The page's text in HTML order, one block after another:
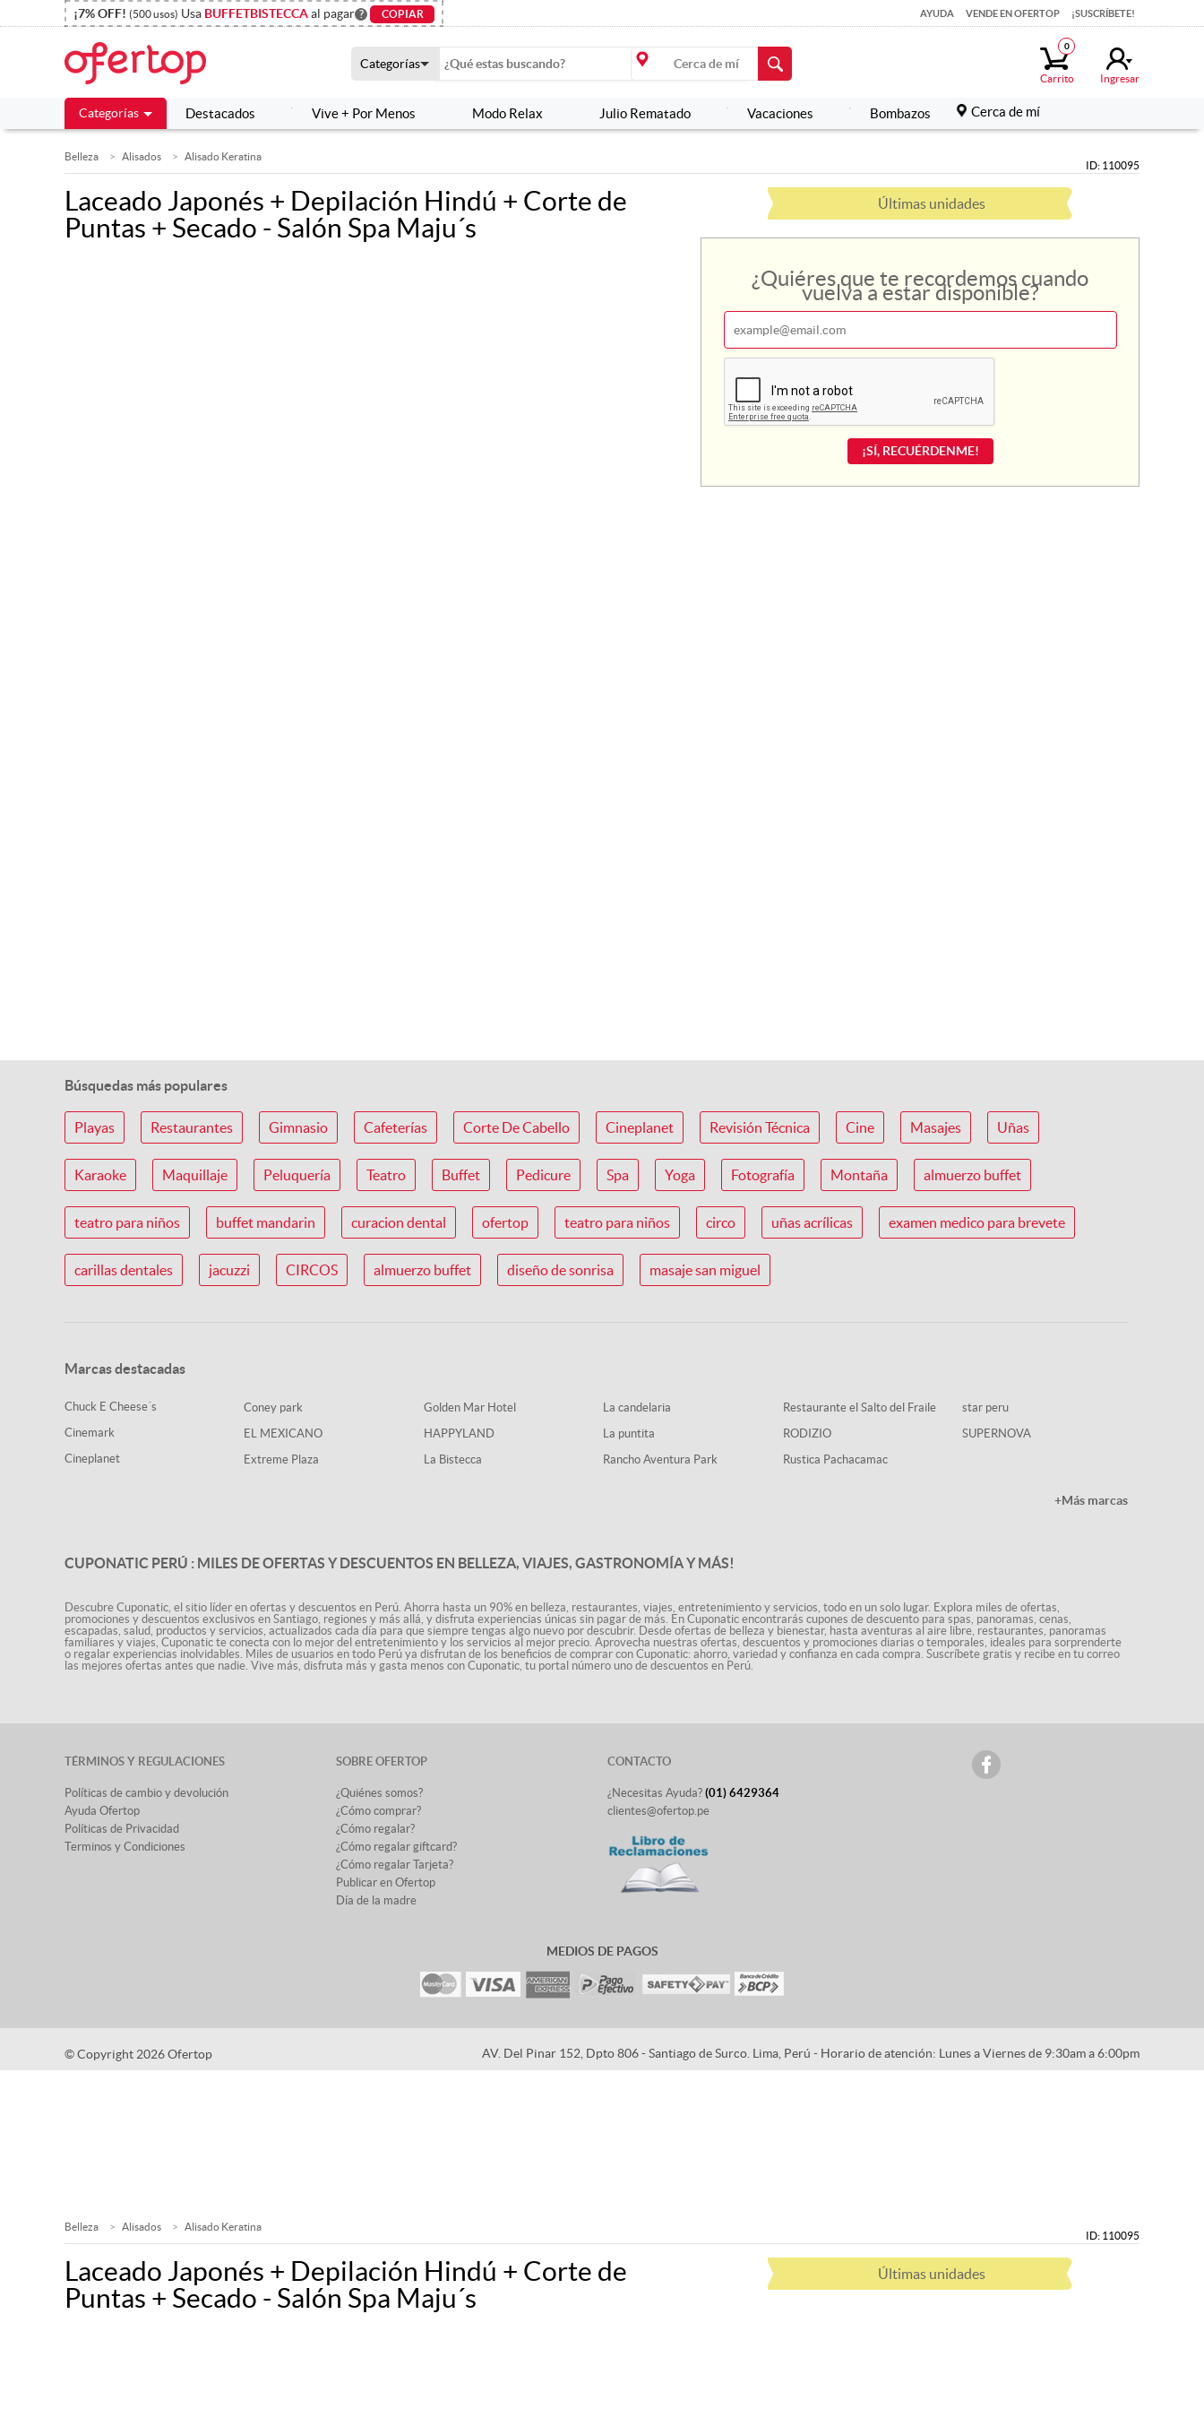
¡7% OFF! (500 usos) Usa BUFFETBISTECCAal pagar ? COPIAR AYUDA VENDE EN OFERTOP ¡SUSCRÍBETE!
Categorías
Ingresar
Categorías
0
Carrito
Destacados Vive + Por Menos Modo Relax Julio Rematado Vacaciones Bombazos Cerca de mí
Belleza Alisados Alisado Keratina
ID: 110095
Laceado Japonés + Depilación Hindú + Corte de
Puntas + Secado - Salón Spa Maju´s
Últimas unidades
¿Quiéres que te recordemos cuando
vuelva a estar disponible?
¡SÍ, RECUÉRDENME!
Búsquedas más populares
Playas Restaurantes Gimnasio Cafeterías Corte De Cabello Cineplanet Revisión Técnica Cine Masajes Uñas
Karaoke Maquillaje Peluquería Teatro Buffet Pedicure Spa Yoga Fotografía Montaña almuerzo buffet
teatro para niños buffet mandarin curacion dental ofertop teatro para niños circo uñas acrílicas examen medico para brevete
carillas dentales jacuzzi CIRCOS almuerzo buffet diseño de sonrisa masaje san miguel
Marcas destacadas
Chuck E Cheese´s
Cinemark
Cineplanet
Coney park
EL MEXICANO
Extreme Plaza
Golden Mar Hotel
HAPPYLAND
La Bistecca
La candelaria
La puntita
Rancho Aventura Park
Restaurante el Salto del Fraile
RODIZIO
Rustica Pachacamac
star peru
SUPERNOVA
+Más marcas
CUPONATIC PERÚ : MILES DE OFERTAS Y DESCUENTOS EN BELLEZA, VIAJES, GASTRONOMÍA Y MÁS!
Descubre Cuponatic, el sitio líder en ofertas y descuentos en Perú. Ahorra hasta un 90% en belleza, restaurantes, viajes, entretenimiento y servicios, todo en un solo lugar. Explora miles de ofertas,
promociones y descuentos exclusivos en Santiago, regiones y más allá, y disfruta experiencias únicas sin pagar de más. En Cuponatic encontrarás cupones de descuento para spas, panoramas, cenas,
escapadas, salud, productos y servicios, actualizados cada día para que siempre tengas algo nuevo por descubrir. Desde ofertas de belleza y bienestar, hasta aventuras al aire libre, restaurantes, panoramas
familiares y viajes, Cuponatic te conecta con lo mejor del entretenimiento y los servicios al mejor precio. Aprovecha nuestras ofertas, descuentos y promociones diarias o temporales, ideales para sorprenderte
o regalar experiencias inolvidables. Miles de usuarios en todo Perú ya disfrutan de los beneficios de comprar con Cuponatic: ahorro, variedad y confianza en cada compra. Suscríbete gratis y recibe en tu correo
las mejores ofertas antes que nadie. Vive más, disfruta más y gasta menos con Cuponatic, tu portal número uno de descuentos en Perú.
TÉRMINOS Y REGULACIONES
Políticas de cambio y devolución
Ayuda Ofertop
Políticas de Privacidad
Terminos y Condiciones
SOBRE OFERTOP
¿Quiénes somos?
¿Cómo comprar?
¿Cómo regalar?
¿Cómo regalar giftcard?
¿Cómo regalar Tarjeta?
Publicar en Ofertop
Día de la madre
CONTACTO
¿Necesitas Ayuda? (01) 6429364
clientes@ofertop.pe
MEDIOS DE PAGOS
© Copyright 2026 Ofertop AV. Del Pinar 152, Dpto 806 - Santiago de Surco. Lima, Perú - Horario de atención: Lunes a Viernes de 9:30am a 6:00pm
¡7% OFF! (500 usos) Usa BUFFETBISTECCAal pagar ? COPIAR AYUDA VENDE EN OFERTOP ¡SUSCRÍBETE!
Categorías
Ingresar
Categorías
0
Carrito
Destacados Vive + Por Menos Modo Relax Julio Rematado Vacaciones Bombazos Cerca de mí
Belleza Alisados Alisado Keratina
ID: 110095
Laceado Japonés + Depilación Hindú + Corte de
Puntas + Secado - Salón Spa Maju´s
Últimas unidades